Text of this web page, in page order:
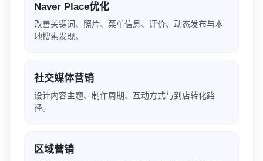
Naver Place优化
改善关键词、照片、菜单信息、评价、动态发布与本
地搜索发现。
社交媒体营销
设计内容主题、制作周期、互动方式与到店转化路
径。
区域营销